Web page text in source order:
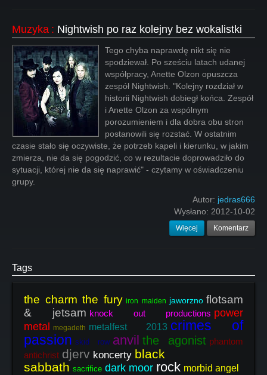
Muzyka : Nightwish po raz kolejny bez wokalistki
Tego chyba naprawdę nikt się nie
spodziewał. Po sześciu latach udanej
współpracy, Anette Olzon opuszcza
zespół Nightwish. "Kolejny rozdział w
historii Nightwish dobiegł końca. Zespół
i Anette Olzon za wspólnym
porozumieniem i dla dobra obu stron
postanowili się rozstać. W ostatnim
czasie stało się oczywiste, że potrzeb kapeli i kierunku, w jakim
zmierza, nie da się pogodzić, co w rezultacie doprowadziło do
sytuacji, której nie da się naprawić" - czytamy w oświadczeniu
grupy.
Autor: jedras666
Wysłano: 2012-10-02
Więcej Komentarz
Tags
the charm the fury iron maiden jaworzno flotsam
& jetsam knock out productions power
metal
megadeth metalfest 2013 crimes of
passion skid row anvil the agonist phantom
antichrist djerv koncerty black
sabbath sacrifice dark moor rock morbid angel